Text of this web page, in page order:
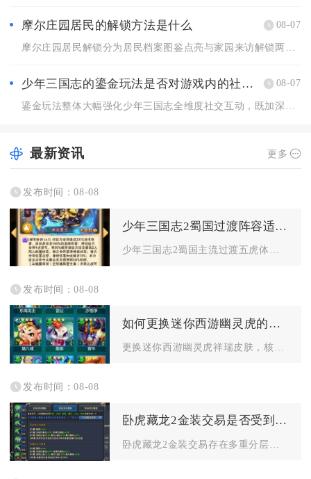
摩尔庄园居民的解锁方法是什么 08-07
少年三国志的鎏金玩法是否对游戏内的社交互动有影响 08-07
最新资讯 更多
发布时间：08-08
少年三国志2蜀国过渡阵容适合哪些平民玩家
发布时间：08-08
如何更换迷你西游幽灵虎的祥瑞皮肤
发布时间：08-08
卧虎藏龙2金装交易是否受到限制